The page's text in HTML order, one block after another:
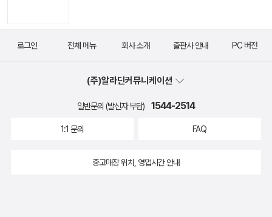
로그인 전체 메뉴 회사 소개 출판사 안내 PC 버전
(주)알라딘커뮤니케이션
일반문의 (발신자 부담) 1544-2514
1:1 문의 FAQ
중고매장 위치, 영업시간 안내